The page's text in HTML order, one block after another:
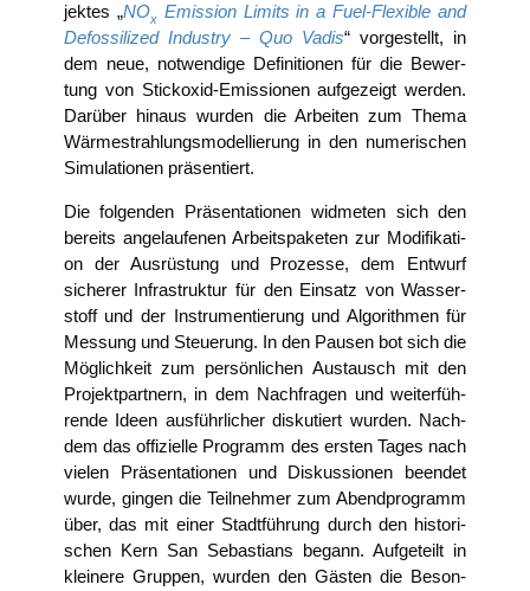
jek­tes „NOxEmis­si­on Limits in a Fuel-Fle­xi­ble and
Defos­si­li­zed Indus­try – Quo Vadis“ vor­ge­stellt, in
dem neue, not­wen­di­ge Defi­ni­tio­nen für die Bewer­
tung von Stick­oxid-Emis­sio­nen auf­ge­zeigt wer­den.
Dar­über hin­aus wur­den die Arbei­ten zum The­ma
Wär­me­strah­lungs­mo­del­lie­rung in den nume­ri­schen
Simu­la­tio­nen präsentiert.
Die fol­gen­den Prä­sen­ta­tio­nen wid­me­ten sich den
bereits ange­lau­fe­nen Arbeits­pa­ke­ten zur Modi­fi­ka­ti­
on der Aus­rüs­tung und Pro­zes­se, dem Ent­wurf
siche­rer Infra­struk­tur für den Ein­satz von Was­ser­
stoff und der Instru­men­tie­rung und Algo­rith­men für
Mes­sung und Steue­rung. In den Pau­sen bot sich die
Mög­lich­keit zum per­sön­li­chen Aus­tausch mit den
Pro­jekt­part­nern, in dem Nach­fra­gen und wei­ter­füh­
ren­de Ideen aus­führ­li­cher dis­ku­tiert wur­den. Nach­
dem das offi­zi­el­le Pro­gramm des ers­ten Tages nach
vie­len Prä­sen­ta­tio­nen und Dis­kus­sio­nen been­det
wur­de, gin­gen die Teil­neh­mer zum Abend­pro­gramm
über, das mit einer Stadt­füh­rung durch den his­to­ri­
schen Kern San Sebas­ti­ans begann. Auf­ge­teilt in
klei­ne­re Grup­pen, wur­den den Gäs­ten die Beson­